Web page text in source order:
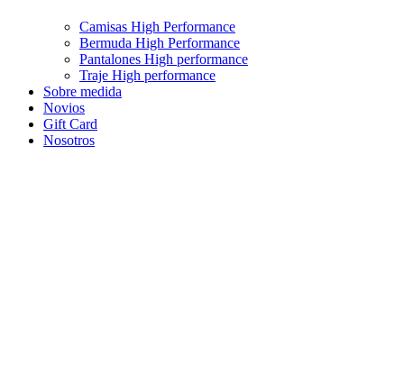
Camisas High Performance
Bermuda High Performance
Pantalones High performance
Traje High performance
Sobre medida
Novios
Gift Card
Nosotros